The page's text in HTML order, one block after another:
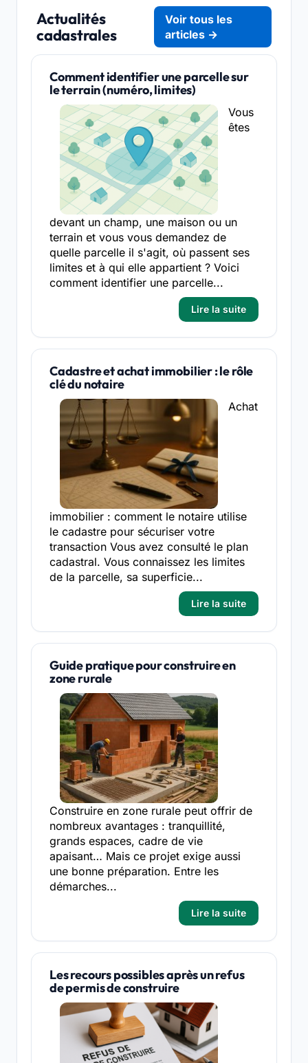
Actualités
cadastrales
Voir tous les
articles →
Comment identifier une parcelle sur
le terrain (numéro, limites)
Vous
êtes
devant un champ, une maison ou un
terrain et vous vous demandez de
quelle parcelle il s'agit, où passent ses
limites et à qui elle appartient ? Voici
comment identifier une parcelle...
Lire la suite
Cadastre et achat immobilier : le rôle
clé du notaire
Achat
immobilier : comment le notaire utilise
le cadastre pour sécuriser votre
transaction Vous avez consulté le plan
cadastral. Vous connaissez les limites
de la parcelle, sa superficie...
Lire la suite
Guide pratique pour construire en
zone rurale
Construire en zone rurale peut offrir de
nombreux avantages : tranquillité,
grands espaces, cadre de vie
apaisant… Mais ce projet exige aussi
une bonne préparation. Entre les
démarches...
Lire la suite
Les recours possibles après un refus
de permis de construire